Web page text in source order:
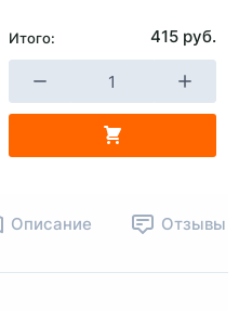
Итого: 415 руб.
Описание Отзывы